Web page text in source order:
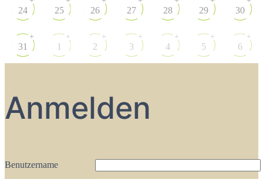
24 25 26 27 28 29 30
31
+
1
+
2
+
3
+
4
+
5
+
6
+
Anmelden
Benutzername